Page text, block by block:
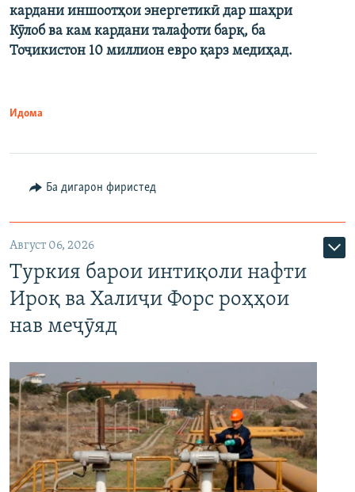
кардани иншоотҳои энергетикӣ дар шаҳри
Кӯлоб ва кам кардани талафоти барқ, ба
Тоҷикистон 10 миллион евро қарз медиҳад.
Идома
Ба дигарон фиристед
Август 06, 2026
Туркия барои интиқоли нафти
Ироқ ва Халиҷи Форс роҳҳои
нав меҷӯяд